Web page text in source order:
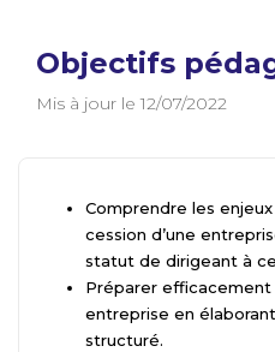
Objectifs
Mis à jour le 12/07/2022
Comprendre les
cession d’une
statut de dirigeant à
Préparer efficacement
entreprise en
structuré.